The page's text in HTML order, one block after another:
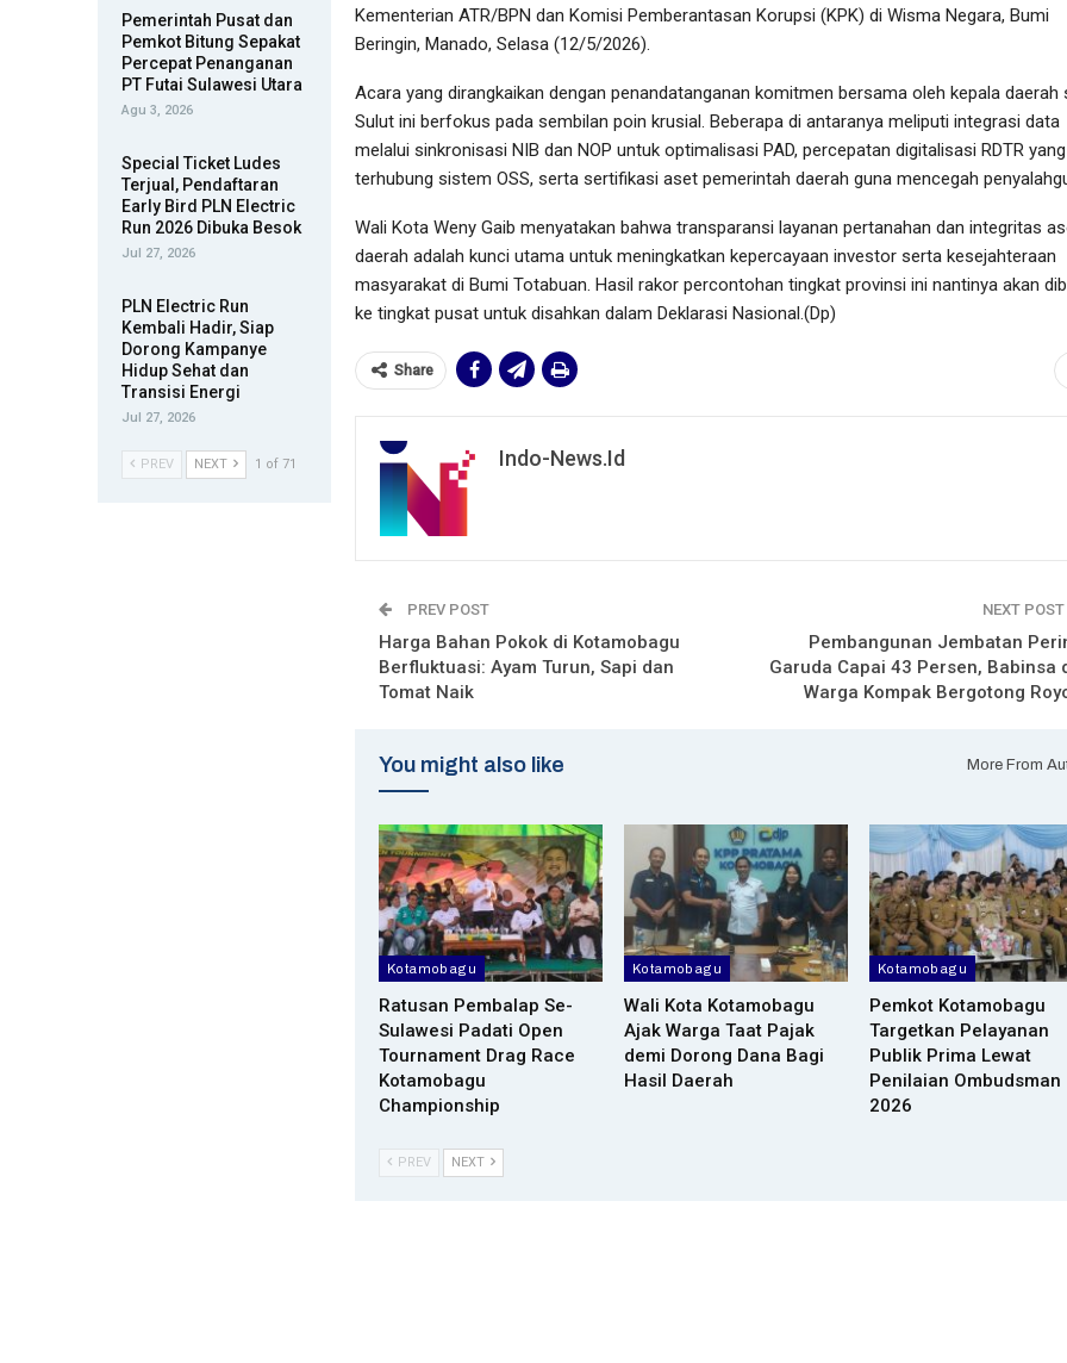
Kementerian ATR/BPN dan Komisi Pemberantasan Korupsi (KPK) di Wisma Negara, Bumi
Beringin, Manado, Selasa (12/5/2026).
Acara yang dirangkaikan dengan penandatanganan komitmen bersama oleh kepala daerah
Sulut ini berfokus pada sembilan poin krusial. Beberapa di antaranya meliputi integrasi data
melalui sinkronisasi NIB dan NOP untuk optimalisasi PAD, percepatan digitalisasi RDTR yang
terhubung sistem OSS, serta sertifikasi aset pemerintah daerah guna mencegah
Wali Kota Weny Gaib menyatakan bahwa transparansi layanan pertanahan dan integritas
daerah adalah kunci utama untuk meningkatkan kepercayaan investor serta kesejahteraan
masyarakat di Bumi Totabuan. Hasil rakor percontohan tingkat provinsi ini nantinya akan
ke tingkat pusat untuk disahkan dalam Deklarasi Nasional.(Dp)
Share
Indo-News.id
PREV POST
Harga Bahan Pokok di Kotamobagu
Berfluktuasi: Ayam Turun, Sapi dan
Tomat Naik
NEXT POST
Pembangunan Jembatan
Garuda Capai 43 Persen, Babinsa
Warga Kompak Bergotong
You might also like More From
Kotamobagu
Ratusan Pembalap Se-
Sulawesi Padati Open
Tournament Drag Race
Kotamobagu
Championship
Kotamobagu
Wali Kota Kotamobagu
Ajak Warga Taat Pajak
demi Dorong Dana Bagi
Hasil Daerah
Kotamobagu
Pemkot Kotamobagu
Targetkan Pelayanan
Publik Prima Lewat
Penilaian Ombudsman
2026
PREV NEXT
Pemerintah Pusat dan
Pemkot Bitung Sepakat
Percepat Penanganan
PT Futai Sulawesi Utara
Agu 3, 2026
Special Ticket Ludes
Terjual, Pendaftaran
Early Bird PLN Electric
Run 2026 Dibuka Besok
Jul 27, 2026
PLN Electric Run
Kembali Hadir, Siap
Dorong Kampanye
Hidup Sehat dan
Transisi Energi
Jul 27, 2026
PREV NEXT 1 of 71